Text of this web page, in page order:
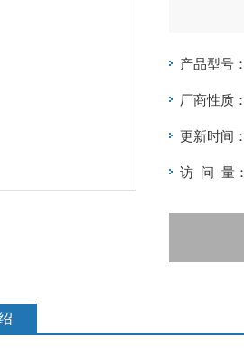
产品型号：
厂商性质：
更新时间：
访 问 量：